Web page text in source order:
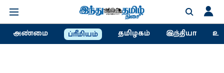
அண்மை ப்ரீமியம் தமிழகம் இந்தியா